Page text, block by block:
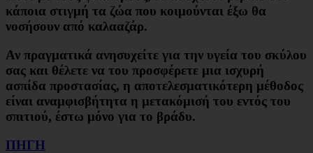
κάποια στιγμή τα ζώα που κοιμούνται έξω θα
νοσήσουν από καλααζάρ.
Αν πραγματικά ανησυχείτε για την υγεία του σκύλου
σας και θέλετε να του προσφέρετε μια ισχυρή
ασπίδα προστασίας, η αποτελεσματικότερη μέθοδος
είναι αναμφισβήτητα η μετακόμισή του εντός του
σπιτιού, έστω μόνο για το βράδυ.
ΠΗΓΗ